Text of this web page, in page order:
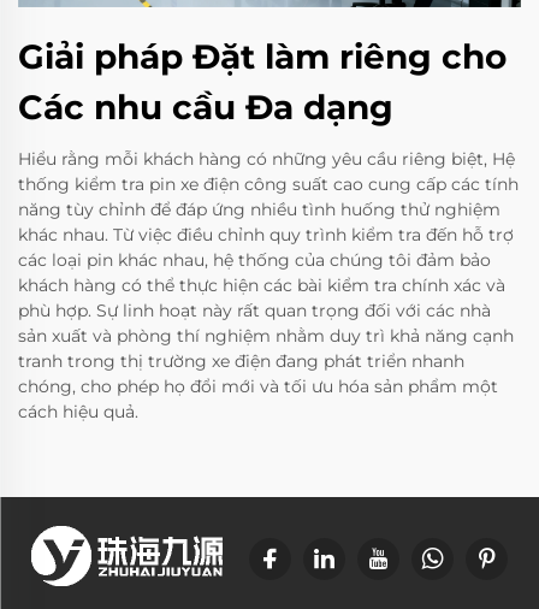
Giải pháp Đặt làm riêng cho
Các nhu cầu Đa dạng
Hiểu rằng mỗi khách hàng có những yêu cầu riêng biệt, Hệ
thống kiểm tra pin xe điện công suất cao cung cấp các tính
năng tùy chỉnh để đáp ứng nhiều tình huống thử nghiệm
khác nhau. Từ việc điều chỉnh quy trình kiểm tra đến hỗ trợ
các loại pin khác nhau, hệ thống của chúng tôi đảm bảo
khách hàng có thể thực hiện các bài kiểm tra chính xác và
phù hợp. Sự linh hoạt này rất quan trọng đối với các nhà
sản xuất và phòng thí nghiệm nhằm duy trì khả năng cạnh
tranh trong thị trường xe điện đang phát triển nhanh
chóng, cho phép họ đổi mới và tối ưu hóa sản phẩm một
cách hiệu quả.